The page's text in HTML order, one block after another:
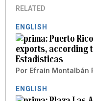
RELATED
ENGLISH
Puerto
exports, according
Estadísticas
Por Efraín Montalbán
ENGLISH